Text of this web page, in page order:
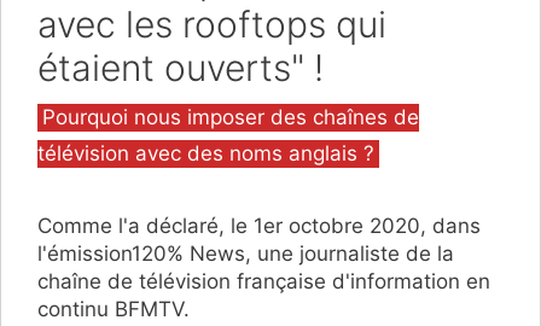
avec les rooftops qui
étaient ouverts" !
Catégories
Pourquoi nous imposer des chaînes de
télévision avec des noms anglais ?
Comme l'a déclaré, le 1er octobre 2020, dans
l'émission120% News, une journaliste de la
chaîne de télévision française d'information en
continu BFMTV.